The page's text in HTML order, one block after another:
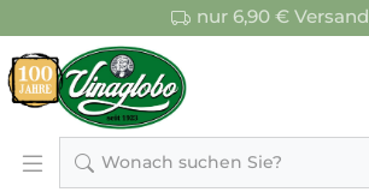
nur 6,90 € Versand
Wonach suchen Sie?